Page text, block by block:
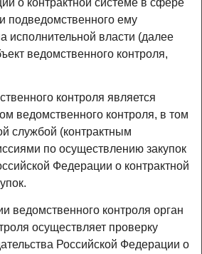
о контрактной системе в сфере
подведомственного ему
исполнительной власти (далее
ведомственного контроля,
контроля является
ведомственного контроля, в том
службой (контрактным
по осуществлению закупок
Федерации о контрактной
ведомственного контроля орган
осуществляет проверку
Российской Федерации о